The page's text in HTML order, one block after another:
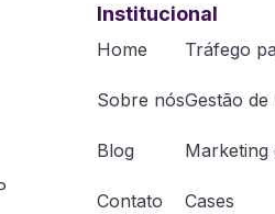
Institucional
Home
Sobre nós
Blog
Contato
Tráfego
Gestão de
Marketing
Cases